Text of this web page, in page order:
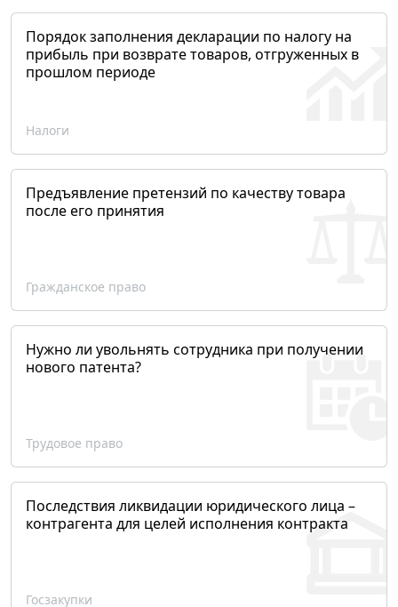
Порядок заполнения декларации по налогу на
прибыль при возврате товаров, отгруженных в
прошлом периоде
Налоги
Предъявление претензий по качеству товара
после его принятия
Гражданское право
Нужно ли увольнять сотрудника при получении
нового патента?
Трудовое право
Последствия ликвидации юридического лица –
контрагента для целей исполнения контракта
Госзакупки